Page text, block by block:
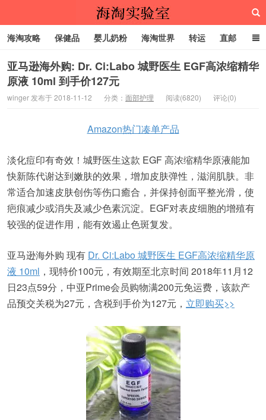
海淘实验室
海淘攻略 保健品 婴儿奶粉 海淘世界 转运 直邮
代购服务
亚马逊海外购: Dr. Ci:Labo 城野医生 EGF高浓缩精华
原液 10ml 到手价127元
winger 发布于 2018-11-12 分类： 面部护理 阅读(6820) 评论(0)
Amazon热门凑单产品
淡化痘印有奇效！城野医生这款 EGF 高浓缩精华原液能加
快新陈代谢达到嫩肤的效果，增加皮肤弹性，滋润肌肤。非
常适合加速皮肤创伤等伤口癒合，并保持创面平整光滑，使
疤痕减少或消失及减少色素沉淀。EGF对表皮细胞的增殖有
较强的促进作用，能有效遏止色斑复发。
亚马逊海外购 现有 Dr. Ci:Labo 城野医生 EGF高浓缩精华原
液 10ml ，现特价100元，有效期至北京时间 2018年11月12
日23点59分，中亚Prime会员购物满200元免运费，该款产
品预交关税为27元，含税到手价为127元， 立即购买>>